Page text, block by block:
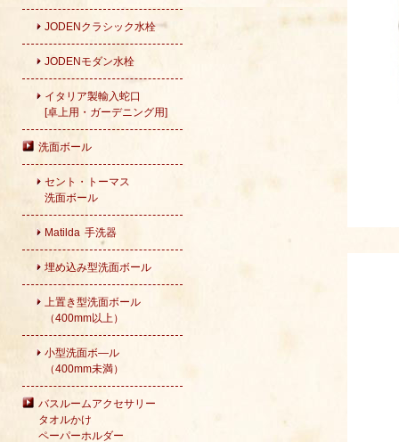
JODENクラシック水栓
JODENモダン水栓
イタリア製輸入蛇口
[卓上用・ガーデニング用]
洗面ボール
セント・トーマス
洗面ボール
Matilda 手洗器
埋め込み型洗面ボール
上置き型洗面ボール
（400mm以上）
小型洗面ボ―ル
（400mm未満）
バスルームアクセサリー
タオルかけ
ペーパーホルダー